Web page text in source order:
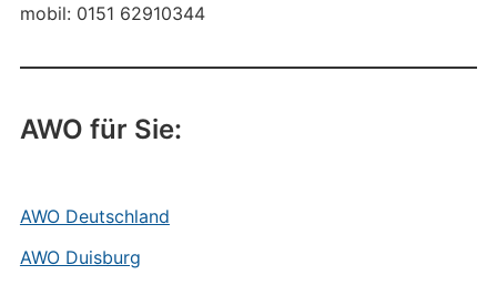
mobil: 0151 62910344
AWO für Sie:
AWO Deutschland
AWO Duisburg